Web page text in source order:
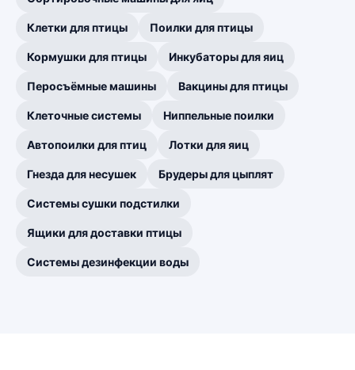
Клетки для птицы Поилки для птицы
Кормушки для птицы Инкубаторы для яиц
Перосъёмные машины Вакцины для птицы
Клеточные системы Ниппельные поилки
Автопоилки для птиц Лотки для яиц
Гнезда для несушек Брудеры для цыплят
Системы сушки подстилки
Ящики для доставки птицы
Системы дезинфекции воды